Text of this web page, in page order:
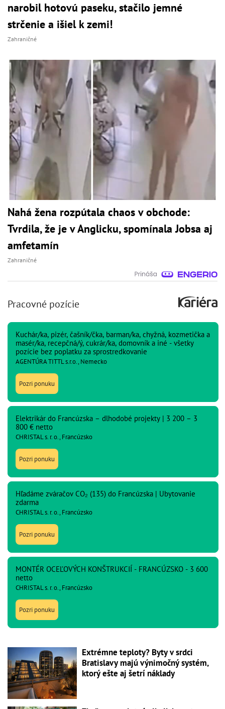
narobil hotovú paseku, stačilo jemné
strčenie a išiel k zemi!
Zahraničné
Nahá žena rozpútala chaos v obchode:
Tvrdila, že je v Anglicku, spomínala Jobsa aj
amfetamín
Zahraničné
Pracovné pozície
Kuchár/ka, pizér, čašník/čka, barman/ka, chyžná, kozmetička a
masér/ka, recepčná/ý, cukrár/ka, domovník a iné - všetky
pozície bez poplatku za sprostredkovanie
AGENTÚRA TITTL s.r.o., Nemecko
Pozri ponuku
Elektrikár do Francúzska – dlhodobé projekty | 3 200 – 3
800 € netto
CHRISTAL s. r. o., Francúzsko
Pozri ponuku
Hľadáme zváračov CO₂ (135) do Francúzska | Ubytovanie
zdarma
CHRISTAL s. r. o., Francúzsko
Pozri ponuku
MONTÉR OCEĽOVÝCH KONŠTRUKCIÍ - FRANCÚZSKO - 3 600
netto
CHRISTAL s. r. o., Francúzsko
Pozri ponuku
Extrémne teploty? Byty v srdci
Bratislavy majú výnimočný systém,
ktorý ešte aj šetrí náklady